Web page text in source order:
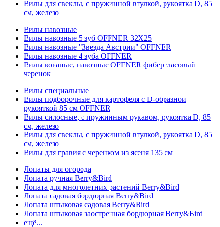
Вилы для свеклы, с пружинной втулкой, рукоятка D, 85
см, железо
Вилы навозные
Вилы навозные 5 зуб OFFNER 32X25
Вилы навозные "Звезда Австрии" OFFNER
Вилы навозные 4 зуба OFFNER
Вилы кованые, навозные OFFNER фибергласовый
черенок
Вилы специальные
Вилы подборочные для картофеля с D-образной
рукояткой 85 см OFFNER
Вилы силосные, с пружинным рукавом, рукоятка D, 85
см, железо
Вилы для свеклы, с пружинной втулкой, рукоятка D, 85
см, железо
Вилы для гравия с черенком из ясеня 135 см
Лопаты для огорода
Лопата ручная Berry&Bird
Лопата для многолетних растений Berry&Bird
Лопата садовая бордюрная Berry&Bird
Лопата штыковая садовая Berry&Bird
Лопата штыковая заостренная бордюрная Berry&Bird
ещё...